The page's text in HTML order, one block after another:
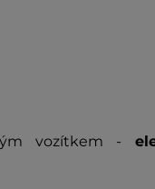
vozítkem -